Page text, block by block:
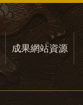
成果網站資源